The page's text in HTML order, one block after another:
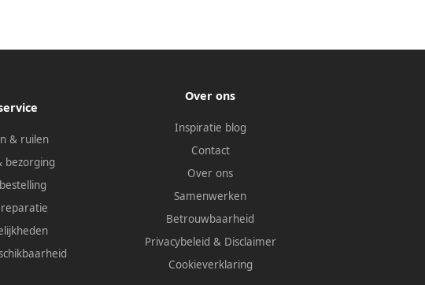
& ruilen
bezorging
Over ons
Inspiratie blog
Contact
Over ons
Samenwerken
Betrouwbaarheid
Privacybeleid & Disclaimer
Cookieverklaring